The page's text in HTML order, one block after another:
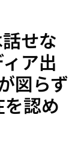
せな
ア出
図らず
認め